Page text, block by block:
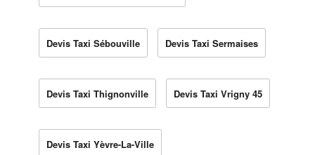
Devis Taxi Sébouville Devis Taxi Sermaises
Devis Taxi Thignonville Devis Taxi Vrigny 45
Devis Taxi Yèvre-La-Ville